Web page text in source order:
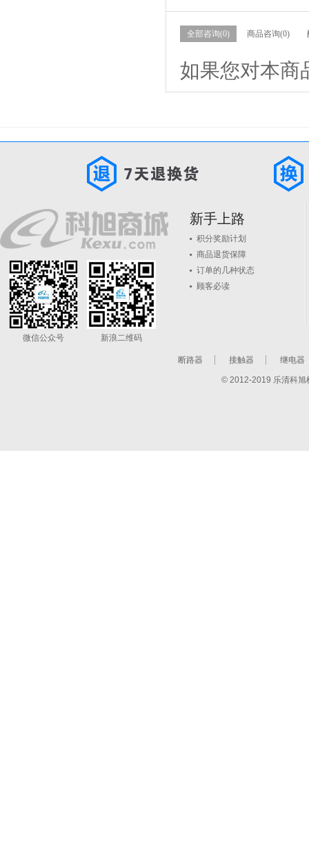
全部咨询(0) 商品咨询(0)
如果您对本商
微信公众号 新浪二维码
新手上路
积分奖励计划
商品退货保障
订单的几种状态
顾客必读
断路器 接触器 继电器
© 2012-2019 乐清科旭